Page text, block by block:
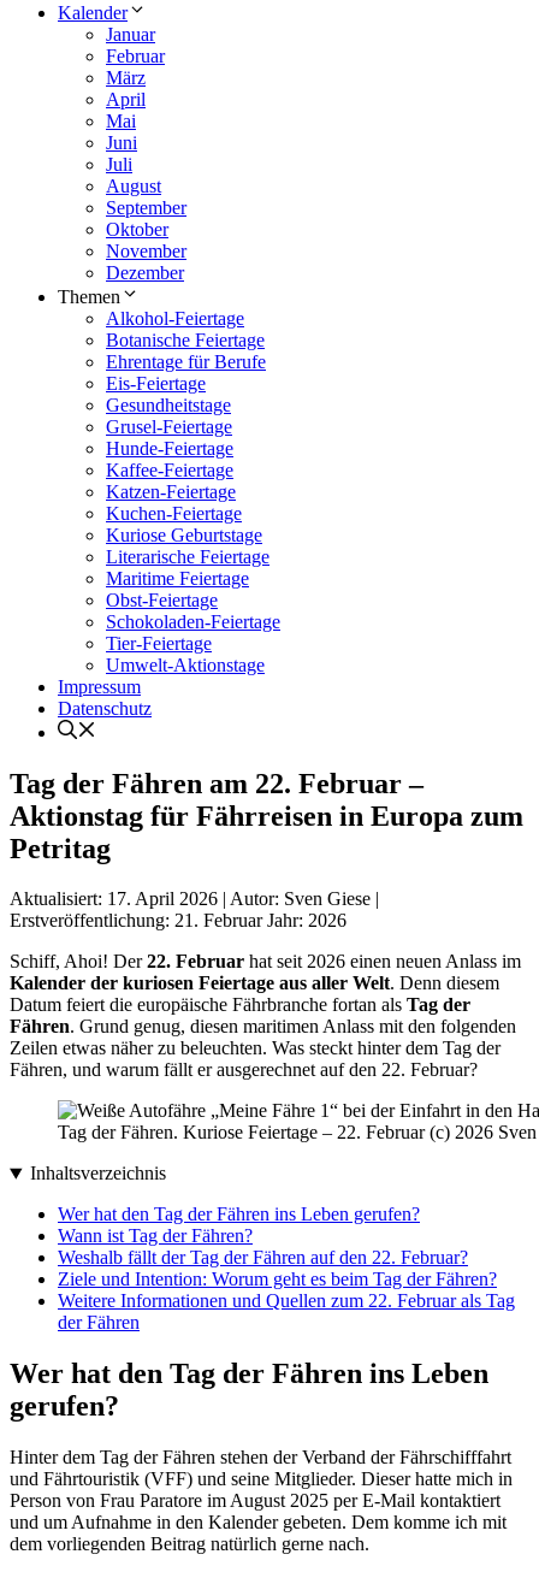
Kalender
Januar
Februar
März
April
Mai
Juni
Juli
August
September
Oktober
November
Dezember
Themen
Alkohol-Feiertage
Botanische Feiertage
Ehrentage für Berufe
Eis-Feiertage
Gesundheitstage
Grusel-Feiertage
Hunde-Feiertage
Kaffee-Feiertage
Katzen-Feiertage
Kuchen-Feiertage
Kuriose Geburtstage
Literarische Feiertage
Maritime Feiertage
Obst-Feiertage
Schokoladen-Feiertage
Tier-Feiertage
Umwelt-Aktionstage
Impressum
Datenschutz
Tag der Fähren am 22. Februar –
Aktionstag für Fährreisen in Europa zum
Petritag
Aktualisiert: 17. April 2026 Autor: Sven Giese
Erstveröffentlichung: 21. FebruarJahr: 2026
Schiff, Ahoi! Der22. Februar hat seit 2026 einen neuen Anlass im
Kalender der kuriosen Feiertage aus aller Welt. Denn diesem
Datum feiert die europäische Fährbranche fortan als Tag der
Fähren. Grund genug, diesen maritimen Anlass mit den folgenden
Zeilen etwas näher zu beleuchten. Was steckt hinter dem Tag der
Fähren, und warum fällt er ausgerechnet auf den 22. Februar?
Tag der Fähren. Kuriose Feiertage – 22. Februar (c) 2026
Inhaltsverzeichnis
Wer hat den Tag der Fähren ins Leben gerufen?
Wann ist Tag der Fähren?
Weshalb fällt der Tag der Fähren auf den 22. Februar?
Ziele und Intention: Worum geht es beim Tag der Fähren?
Weitere Informationen und Quellen zum 22. Februar als Tag
der Fähren
Wer hat den Tag der Fähren ins Leben
gerufen?
Hinter dem Tag der Fähren stehen der Verband der Fährschifffahrt
und Fährtouristik (VFF) und seine Mitglieder. Dieser hatte mich in
Person von Frau Paratore im August 2025 per E-Mail kontaktiert
und um Aufnahme in den Kalender gebeten. Dem komme ich mit
dem vorliegenden Beitrag natürlich gerne nach.